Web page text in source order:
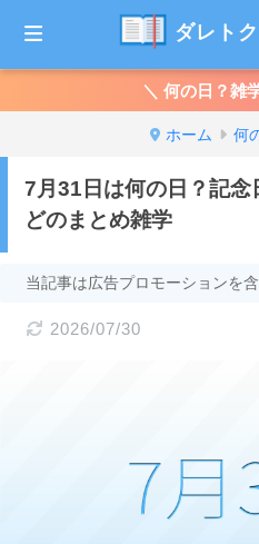
ダレト
＼ 何の日？雑
ホーム 何
7月31日は何の日？記
どのまとめ雑学
当記事は広告プロモーションを
2026/07/30